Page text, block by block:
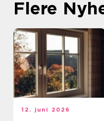
Flere
12. juni 2026